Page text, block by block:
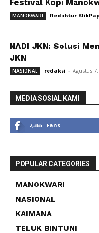
Festival Kopi
MANOKWARI Redaktur
NADI JKN: Solusi
JKN
NASIONAL redaksi - Agustus 7,
MEDIA SOSIAL KAMI
2,365 Fans
POPULAR CATEGORIES
MANOKWARI
NASIONAL
KAIMANA
TELUK BINTUNI